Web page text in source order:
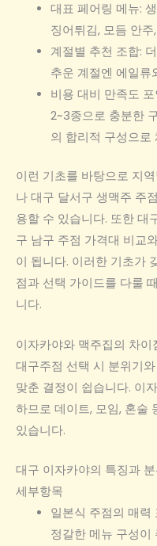
대표 페어링 메뉴:
징어튀김, 모듬 안
계절별 추천 조합:
추운 계절엔 에일류
비용 대비 만족도
2~3종으로 충분한
의 합리적 구성으로
이런 기초를 바탕으로 지
나 대구 달서구 생맥주 주
용할 수 있습니다. 또한 대
구 남구 주점 가격대 비교
이 됩니다. 이러한 기초가
점과 선택 가이드를 다룰
니다.
이자카야와 맥주집의 차이
대구주점 선택 시 분위기
맞춘 결정이 쉽습니다. 이
하므로 데이트, 모임, 혼술
있습니다.
대구 이자카야의 특징과
세부항목
일본식 주점의 매력
정갈한 메뉴 구성이